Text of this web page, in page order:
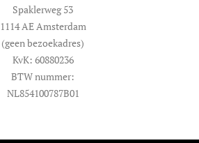
Spaklerweg 53
1114 AE Amsterdam
(geen bezoekadres)
KvK: 60880236
BTW nummer:
NL854100787B01